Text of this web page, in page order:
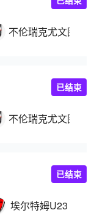
不伦瑞克尤文图斯U23
不伦瑞克尤文图斯U23
已结束
埃尔特姆U23
已结束